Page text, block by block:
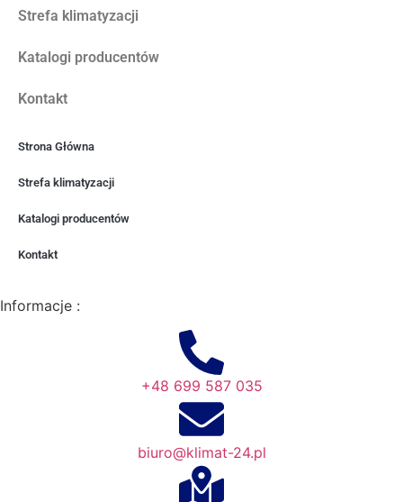
Strefa klimatyzacji
Katalogi producentów
Kontakt
Strona Główna
Strefa klimatyzacji
Katalogi producentów
Kontakt
Informacje :
+48 699 587 035
biuro@klimat-24.pl